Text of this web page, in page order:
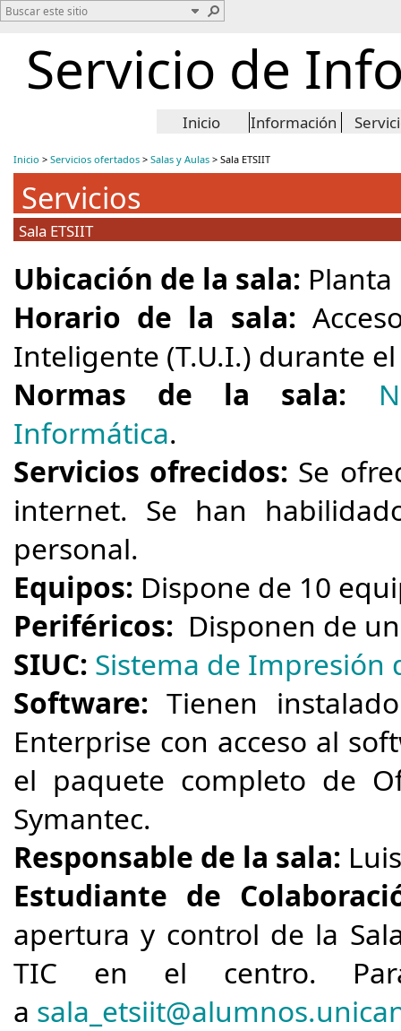
Servicio de
Inicio Información
Inicio > Servicios ofertados > Salas y Aulas > Sala ETSIIT
Servicios
Sala ETSIIT
Ubicación de la sala: Planta
Horario de la sala:
Inteligente (T.U.I.) durante
Normas de la sala:
Informática.
Servicios ofrecidos: Se
internet. Se han
personal​.
Equipos: Dispone de 10
Periféricos: Disponen de
SIUC: Sistema de Impresión
Software: Tienen
Enterprise con acceso al
el paquete completo de
Symantec.
Responsable de la sala:
Estudiante de
apertura y control de la
TIC en el centro.
a